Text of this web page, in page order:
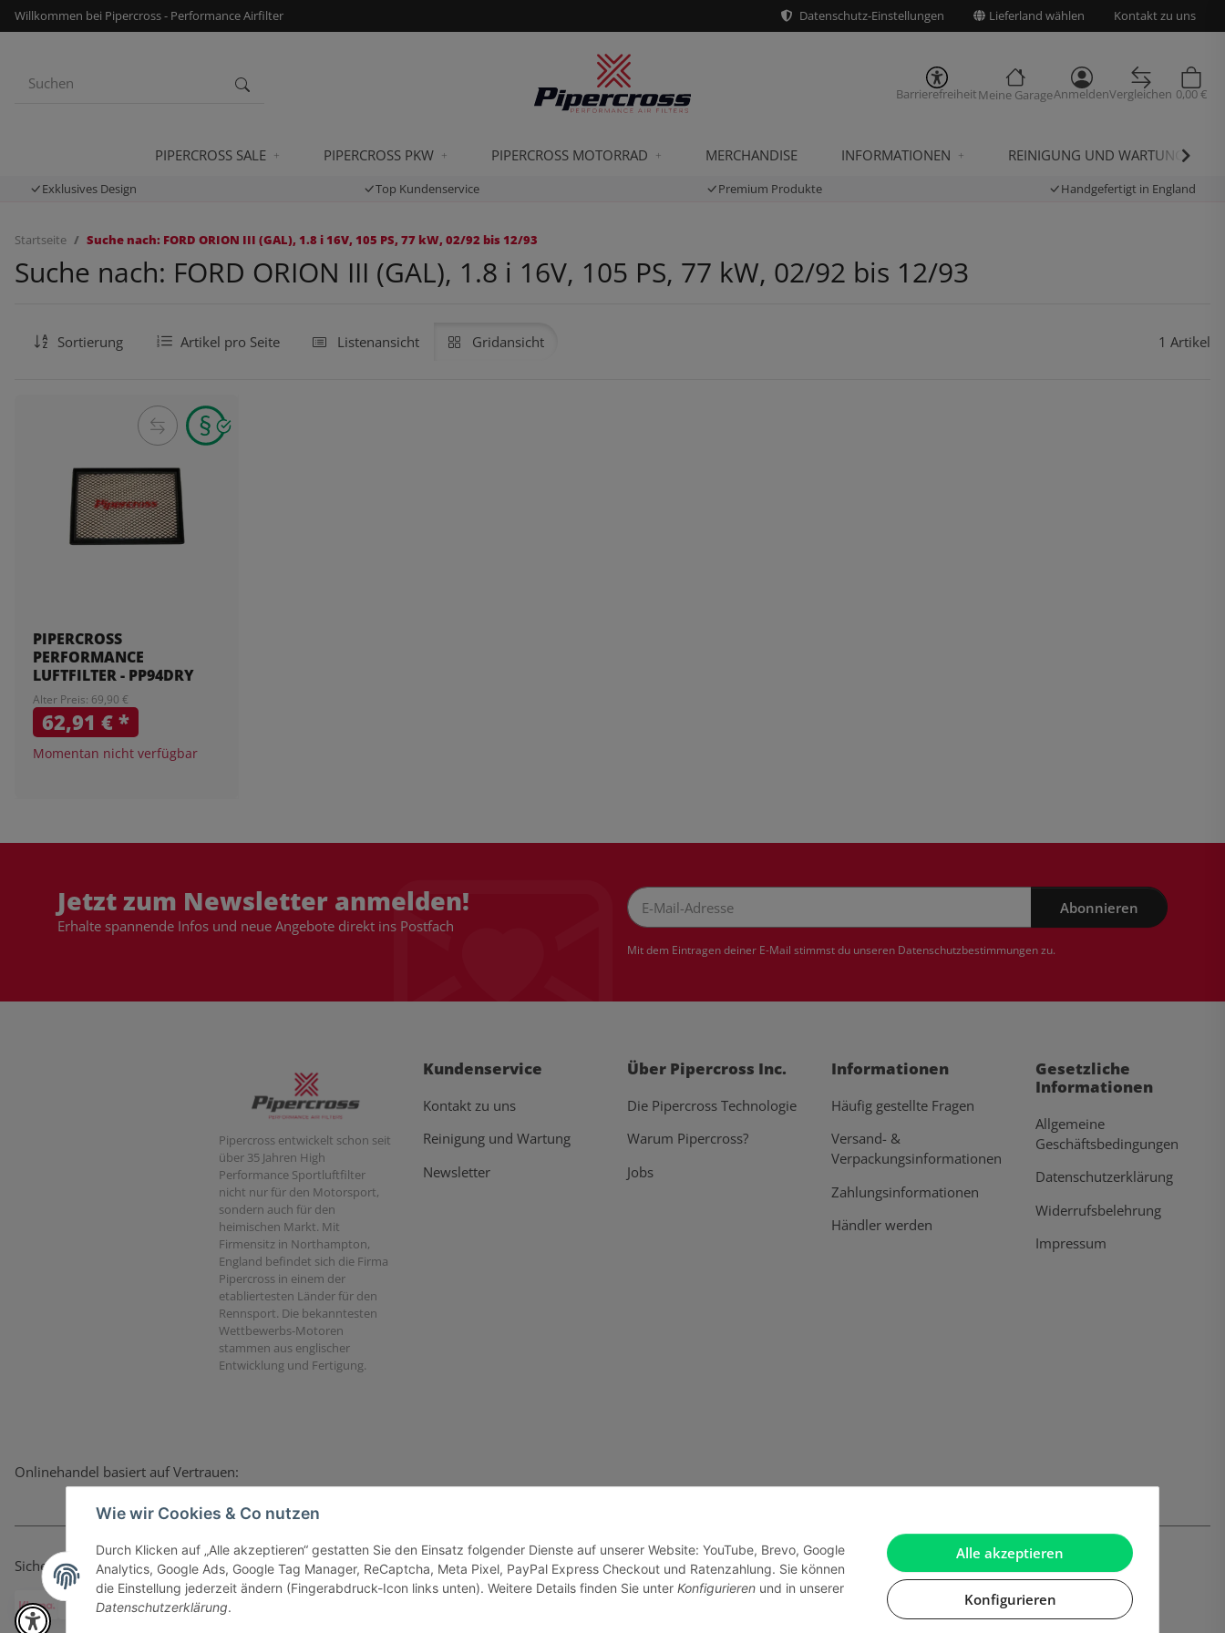
Alle akzeptieren
Konfigurieren
Wie wir Cookies & Co nutzen
Durch Klicken auf „Alle akzeptieren“ gestatten Sie den Einsatz folgender Dienste auf unserer Website: YouTube, Brevo, Google
Analytics, Google Ads, Google Tag Manager, ReCaptcha, Meta Pixel, PayPal Express Checkout und Ratenzahlung. Sie können
die Einstellung jederzeit ändern (Fingerabdruck-Icon links unten). Weitere Details finden Sie unter Konfigurieren und in unserer
Datenschutzerklärung.
Willkommen bei Pipercross - Performance Airfilter Datenschutz-Einstellungen Lieferland wählen Kontakt zu uns
BarrierefreiheitMeine GarageAnmeldenVergleichen 0,00 €
PIPERCROSS SALE PIPERCROSS PKW PIPERCROSS MOTORRAD MERCHANDISE INFORMATIONEN REINIGUNG UND WARTUNG
Exklusives Design Top Kundenservice Premium Produkte Handgefertigt in England
Startseite Suche nach: FORD ORION III (GAL), 1.8 i 16V, 105 PS, 77 kW, 02/92 bis 12/93
Suche nach: FORD ORION III (GAL), 1.8 i 16V, 105 PS, 77 kW, 02/92 bis 12/93
Sortierung Artikel pro Seite Listenansicht Gridansicht 1 Artikel
PIPERCROSS
PERFORMANCE
LUFTFILTER - PP94DRY
Alter Preis: 69,90 €
62,91 €*
Momentan nicht verfügbar
Jetzt zum Newsletter anmelden!
Erhalte spannende Infos und neue Angebote direkt ins Postfach
Abonnieren
Mit dem Eintragen deiner E-Mail stimmst du unseren Datenschutzbestimmungenzu.
Pipercross entwickelt schon seit
über 35 Jahren High
Performance Sportluftfilter
nicht nur für den Motorsport,
sondern auch für den
heimischen Markt. Mit
Firmensitz in Northampton,
England befindet sich die Firma
Pipercross in einem der
etabliertesten Länder für den
Rennsport. Die bekanntesten
Wettbewerbs-Motoren
stammen aus englischer
Entwicklung und Fertigung.
Kundenservice
Kontakt zu uns
Reinigung und Wartung
Newsletter
Über Pipercross Inc.
Die Pipercross Technologie
Warum Pipercross?
Jobs
Informationen
Häufig gestellte Fragen
Versand- &
Verpackungsinformationen
Zahlungsinformationen
Händler werden
Gesetzliche
Informationen
Allgemeine
Geschäftsbedingungen
Datenschutzerklärung
Widerrufsbelehrung
Impressum
Onlinehandel basiert auf Vertrauen:
Sicher bezahlen via: